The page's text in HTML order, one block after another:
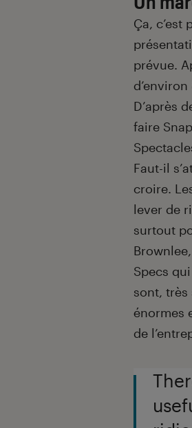
Ça, c’est
prévue.
D’après
faire
Faut-il
croire.
lever de
surtout
Specs
sont, très
énormes
de